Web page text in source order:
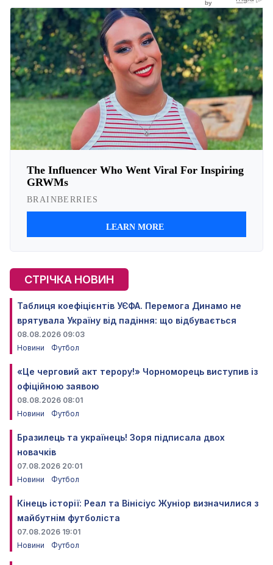
СТРІЧКА НОВИН
Таблиця коефіцієнтів УЄФА. Перемога Динамо не
врятувала Україну від падіння: що відбувається
08.08.2026 09:03
Новини
Футбол
«Це черговий акт терору!» Чорноморець виступив із
офіційною заявою
08.08.2026 08:01
Новини
Футбол
Бразилець та українець! Зоря підписала двох
новачків
07.08.2026 20:01
Новини
Футбол
Кінець історії: Реал та Вінісіус Жуніор визначилися з
майбутнім футболіста
07.08.2026 19:01
Новини
Футбол